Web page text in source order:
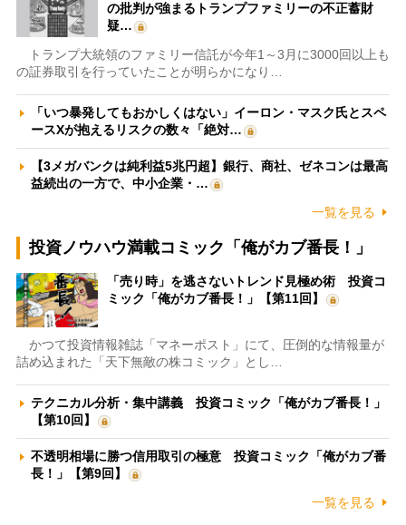
の批判が強まるトランプファミリーの不正蓄財
疑…
トランプ大統領のファミリー信託が今年1～3月に3000回以上も
の証券取引を行っていたことが明らかになり…
「いつ暴発してもおかしくはない」イーロン・マスク氏とスペ
ースXが抱えるリスクの数々「絶対…
【3メガバンクは純利益5兆円超】銀行、商社、ゼネコンは最高
益続出の一方で、中小企業・…
一覧を見る
投資ノウハウ満載コミック「俺がカブ番長！」
「売り時」を逃さないトレンド見極め術 投資コ
ミック「俺がカブ番長！」【第11回】
かつて投資情報雑誌「マネーポスト」にて、圧倒的な情報量が
詰め込まれた「天下無敵の株コミック」とし…
テクニカル分析・集中講義 投資コミック「俺がカブ番長！」
【第10回】
不透明相場に勝つ信用取引の極意 投資コミック「俺がカブ番
長！」【第9回】
一覧を見る